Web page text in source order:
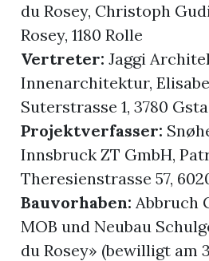
du Rosey, Christoph
Rosey, 1180 Rolle
Vertreter: Jaggi
Innenarchitektur,
Suterstrasse 1, 3780
Projektverfasser:
Innsbruck ZT GmbH,
Theresienstrasse 57,
Bauvorhaben: Abbruch
MOB und Neubau
du Rosey» (bewilligt am